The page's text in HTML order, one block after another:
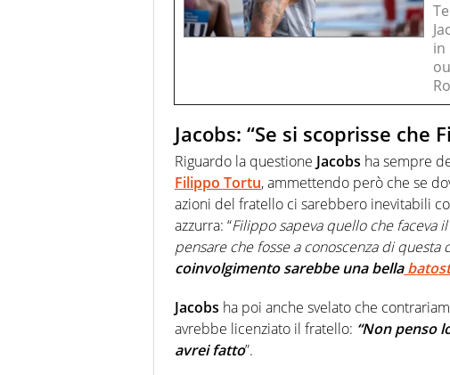
in
Jacobs: “Se si scoprisse che
Riguardo la questione Jacobs ha sempre
Filippo Tortu, ammettendo però che se
azioni del fratello ci sarebbero inevitabili
azzurra: “Filippo sapeva quello che faceva
pensare che fosse a conoscenza di questa
coinvolgimento sarebbe una bella
Jacobs ha poi anche svelato che
avrebbe licenziato il fratello: “Non penso
avrei fatto”.